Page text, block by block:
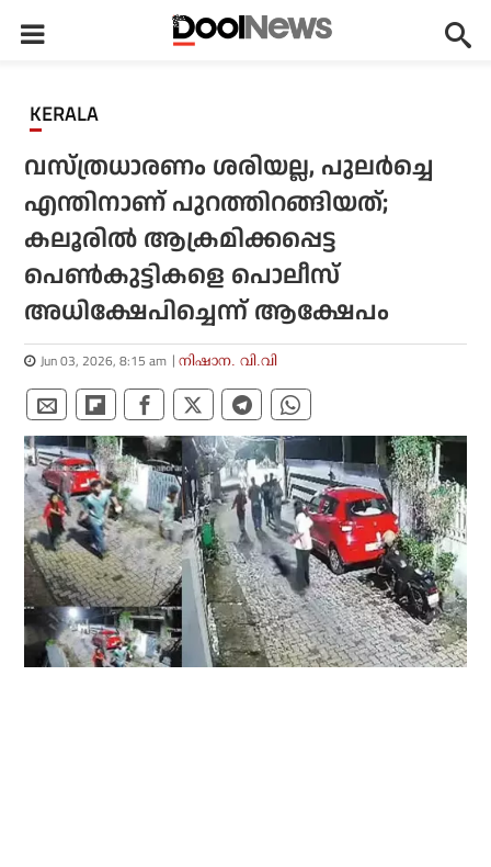
KERALA
വസ്ത്രധാരണം ശരിയല്ല, പുലര്‍ച്ചെ
എന്തിനാണ് പുറത്തിറങ്ങിയത്;
കലൂരില്‍ ആക്രമിക്കപ്പെട്ട
പെണ്‍കുട്ടികളെ പൊലീസ്
അധിക്ഷേപിച്ചെന്ന് ആക്ഷേപം
Jun 03, 2026, 8:15 am നിഷാന. വി.വി